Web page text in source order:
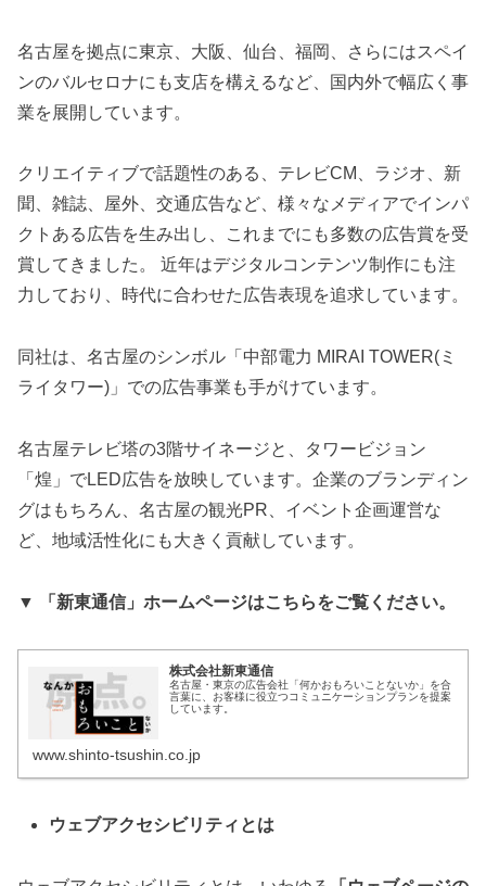
名古屋を拠点に東京、大阪、仙台、福岡、さらにはスペイ
ンのバルセロナにも支店を構えるなど、国内外で幅広く事
業を展開しています。
クリエイティブで話題性のある、テレビCM、ラジオ、新
聞、雑誌、屋外、交通広告など、様々なメディアでインパ
クトある広告を生み出し、これまでにも多数の広告賞を受
賞してきました。 近年はデジタルコンテンツ制作にも注
力しており、時代に合わせた広告表現を追求しています。
同社は、名古屋のシンボル「中部電力 MIRAI TOWER(ミ
ライタワー)」での広告事業も手がけています。
名古屋テレビ塔の3階サイネージと、タワービジョン
「煌」でLED広告を放映しています。企業のブランディン
グはもちろん、名古屋の観光PR、イベント企画運営な
ど、地域活性化にも大きく貢献しています。
▼ 「新東通信」ホームページはこちらをご覧ください。
株式会社新東通信
名古屋・東京の広告会社「何かおもろいことないか」を合
言葉に、お客様に役立つコミュニケーションプランを提案
しています。
www.shinto-tsushin.co.jp
ウェブアクセシビリティとは